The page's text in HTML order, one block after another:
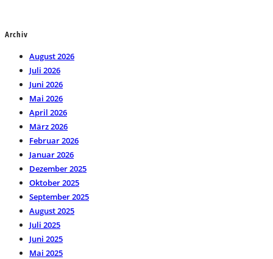
Archiv
August 2026
Juli 2026
Juni 2026
Mai 2026
April 2026
März 2026
Februar 2026
Januar 2026
Dezember 2025
Oktober 2025
September 2025
August 2025
Juli 2025
Juni 2025
Mai 2025